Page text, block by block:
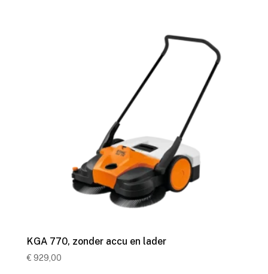
KGA 770, zonder accu en lader
€ 929,00